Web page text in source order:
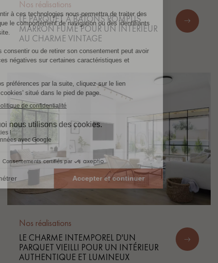
Nos réalisations
LE PARQUET À BÂTONS ROMPUS
MARRON FUMÉ POUR UN INTÉRIEUR
AU CHARME VINTAGE
Nos réalisations
LE CHARME INTEMPOREL D'UN
PARQUET VIEILLI POUR UN INTÉRIEUR
AUTHENTIQUE ET LUMINEUX